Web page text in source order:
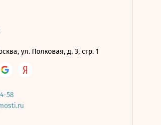
ул. Полковая, д. 3, стр. 1
58